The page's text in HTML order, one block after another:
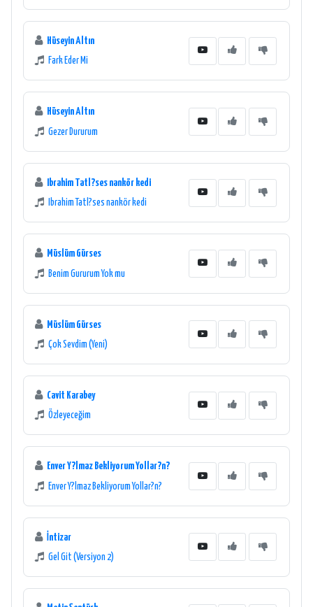
Hüseyin Altın
Fark Eder Mi
Hüseyin Altın
Gezer Dururum
Ibrahim Tatl?ses nankör kedi
Ibrahim Tatl?ses nankör kedi
Müslüm Gürses
Benim Gururum Yok mu
Müslüm Gürses
Çok Sevdim (Yeni)
Cavit Karabey
Özleyeceğim
Enver Y?lmaz Bekliyorum Yollar?n?
Enver Y?lmaz Bekliyorum Yollar?n?
İntizar
Gel Git (Versiyon 2)